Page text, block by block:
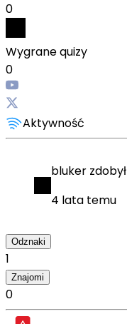
0
Wygrane quizy
0
Aktywność
bluker zdobył
4 lata temu
Odznaki
1
Znajomi
0